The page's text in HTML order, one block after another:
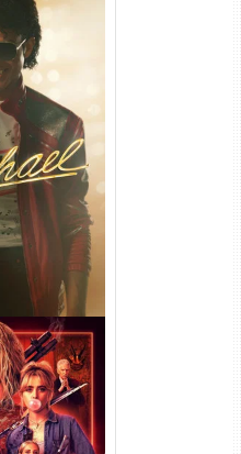
(2026) WEB-
Dual Áudio